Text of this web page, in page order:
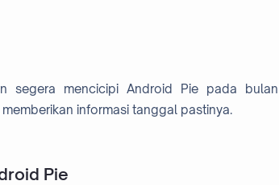
segera mencicipi Android Pie pada bulan
informasi tanggal pastinya.
Pie